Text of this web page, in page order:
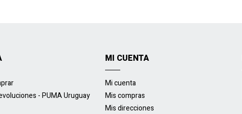
- PUMA Uruguay
MI CUENTA
Mi cuenta
Mis compras
Mis direcciones